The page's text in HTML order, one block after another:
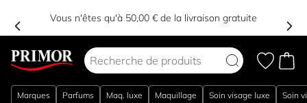
Vous n'êtes qu'à 50,00 € de la livraison gratuite
Marques Parfums Maq. luxe Maquillage Soin visage luxe Soin